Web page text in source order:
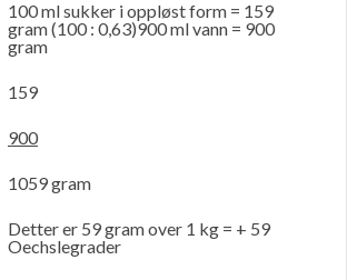
100 ml sukker i oppløst form = 159
gram (100 : 0,63)900 ml vann = 900
gram
159
900
1059 gram
Detter er 59 gram over 1 kg = + 59
Oechslegrader